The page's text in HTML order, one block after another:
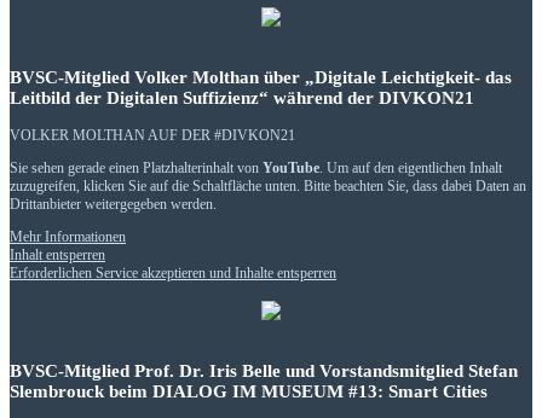
BVSC-Mitglied Volker Molthan über „Digitale Leichtigkeit- das
Leitbild der Digitalen Suffizienz“ während der DIVKON21
VOLKER MOLTHAN AUF DER #DIVKON21
Sie sehen gerade einen Platzhalterinhalt von YouTube . Um auf den eigentlichen Inhalt
zuzugreifen, klicken Sie auf die Schaltfläche unten. Bitte beachten Sie, dass dabei Daten an
Drittanbieter weitergegeben werden.
Mehr Informationen
Inhalt entsperren
Erforderlichen Service akzeptieren und Inhalte entsperren
BVSC-Mitglied Prof. Dr. Iris Belle und Vorstandsmitglied Stefan
Slembrouck beim DIALOG IM MUSEUM #13: Smart Cities